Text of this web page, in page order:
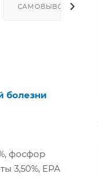
САМОВЫВОЗ
болезни
фосфор
3,50%, EPA